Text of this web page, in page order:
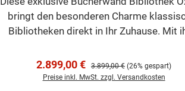
bringt den besonderen Charme
Bibliotheken direkt in Ihr Zuhause. Mit
eleganten Landhausstil und der
Leiter ist diese Bücherwand ein echtes
Verkaufspreis:
2.899,00 € Regulärer Preis:
3.899,00 € (26% gespart)
Preise inkl. MwSt. zzgl. Versandkosten